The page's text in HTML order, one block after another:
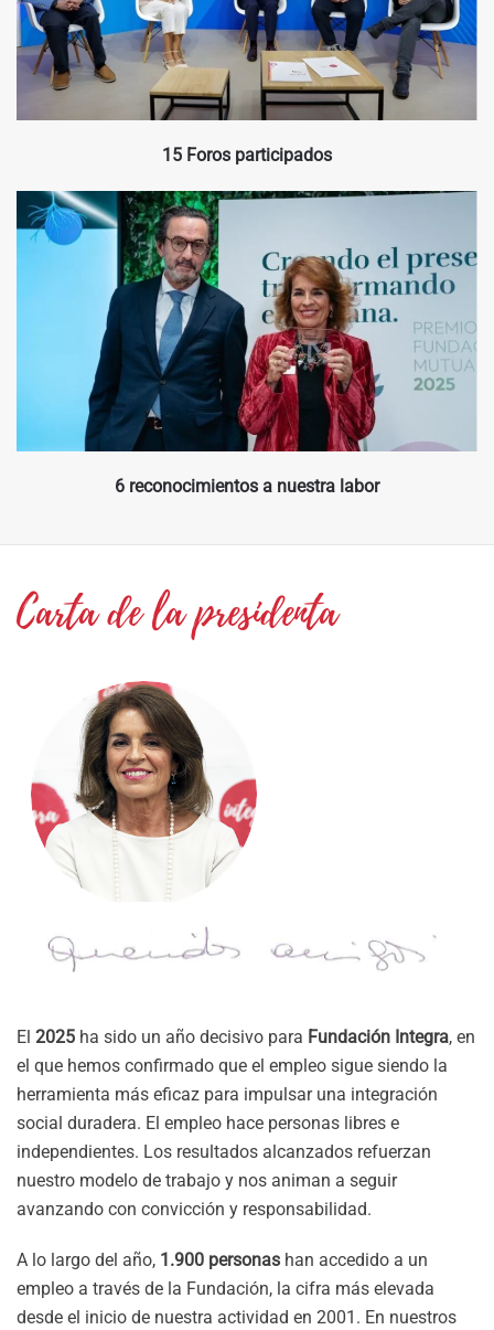
15 Foros participados
6 reconocimientos a nuestra labor
Carta de la presidenta
El 2025 ha sido un año decisivo para Fundación Integra, en
el que hemos confirmado que el empleo sigue siendo la
herramienta más eficaz para impulsar una integración
social duradera. El empleo hace personas libres e
independientes. Los resultados alcanzados refuerzan
nuestro modelo de trabajo y nos animan a seguir
avanzando con convicción y responsabilidad.
A lo largo del año, 1.900 personas han accedido a un
empleo a través de la Fundación, la cifra más elevada
desde el inicio de nuestra actividad en 2001. En nuestros